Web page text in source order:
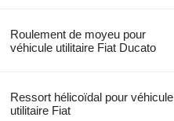
Roulement de moyeu pour
véhicule utilitaire Fiat Ducato
Ressort hélicoïdal pour véhicule
utilitaire Fiat